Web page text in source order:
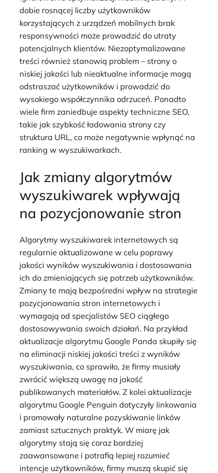
dobie rosnącej liczby użytkowników
korzystających z urządzeń mobilnych brak
responsywności może prowadzić do utraty
potencjalnych klientów. Niezoptymalizowane
treści również stanowią problem – strony o
niskiej jakości lub nieaktualne informacje mogą
odstraszać użytkowników i prowadzić do
wysokiego współczynnika odrzuceń. Ponadto
wiele firm zaniedbuje aspekty techniczne SEO,
takie jak szybkość ładowania strony czy
struktura URL, co może negatywnie wpłynąć na
ranking w wyszukiwarkach.
Jak zmiany algorytmów
wyszukiwarek wpływają
na pozycjonowanie stron
Algorytmy wyszukiwarek internetowych są
regularnie aktualizowane w celu poprawy
jakości wyników wyszukiwania i dostosowania
ich do zmieniających się potrzeb użytkowników.
Zmiany te mają bezpośredni wpływ na strategie
pozycjonowania stron internetowych i
wymagają od specjalistów SEO ciągłego
dostosowywania swoich działań. Na przykład
aktualizacje algorytmu Google Panda skupiły się
na eliminacji niskiej jakości treści z wyników
wyszukiwania, co sprawiło, że firmy musiały
zwrócić większą uwagę na jakość
publikowanych materiałów. Z kolei aktualizacje
algorytmu Google Penguin dotyczyły linkowania
i promowały naturalne pozyskiwanie linków
zamiast sztucznych praktyk. W miarę jak
algorytmy stają się coraz bardziej
zaawansowane i potrafią lepiej rozumieć
intencje użytkowników, firmy muszą skupić się